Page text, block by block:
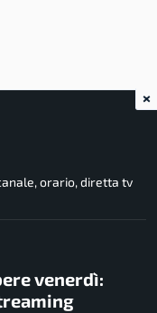
orario, diretta tv
venerdì:
×